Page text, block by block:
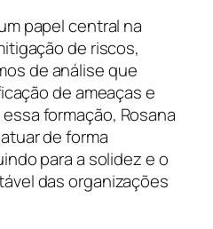
papel central na
de riscos,
de análise que
de ameaças e
formação, Rosana
de forma
para a solidez e o
das organizações